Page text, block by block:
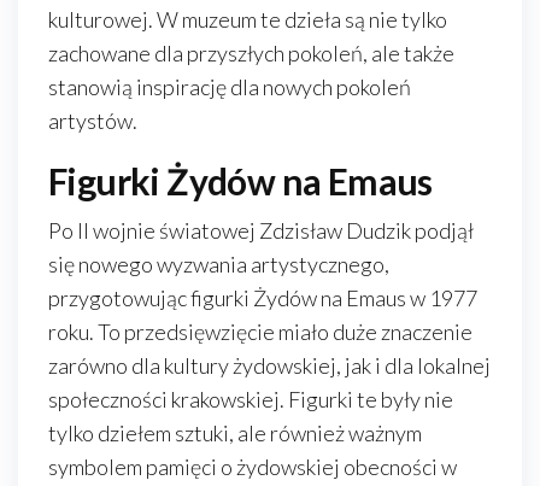
kulturowej. W muzeum te dzieła są nie tylko
zachowane dla przyszłych pokoleń, ale także
stanowią inspirację dla nowych pokoleń
artystów.
Figurki Żydów na Emaus
Po II wojnie światowej Zdzisław Dudzik podjął
się nowego wyzwania artystycznego,
przygotowując figurki Żydów na Emaus w 1977
roku. To przedsięwzięcie miało duże znaczenie
zarówno dla kultury żydowskiej, jak i dla lokalnej
społeczności krakowskiej. Figurki te były nie
tylko dziełem sztuki, ale również ważnym
symbolem pamięci o żydowskiej obecności w